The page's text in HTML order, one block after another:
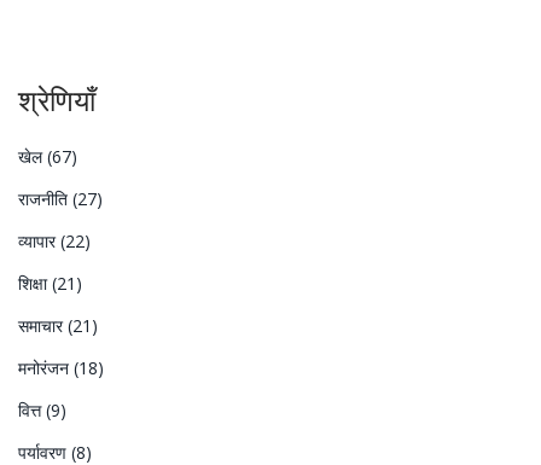
श्रेणियाँ
खेल(67)
राजनीति (27)
व्यापार(22)
शिक्षा(21)
समाचार(21)
मनोरंजन (18)
वित्त(9)
पर्यावरण (8)